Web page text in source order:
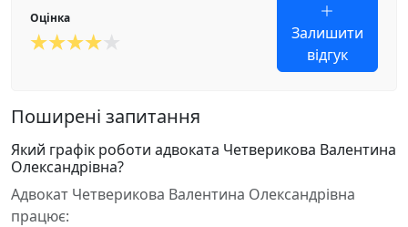
Оцінка
Залишити
відгук
Поширені запитання
Який графік роботи адвоката Четверикова Валентина
Олександрівна?
Адвокат Четверикова Валентина Олександрівна
працює: